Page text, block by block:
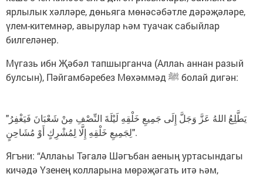
ярлылык хәлләре, дөньяга мөнәсәбәтле дәрәҗәләре,
үлем-китемнәр, авырулар һәм туачак сабыйлар
билгеләнер.
Мүгазь ибн Җәбәл тапшырганча (Аллаһ аннан разый
булсын), Пәйгамбәребез Мөхәммәд ﷺ болай дигән:
"يَطَّلِعُ اللهُ عَزَّ وَجَلَّ إِلَى جَمِيعِ خَلْقِهِ لَيْلَةَ النِّصْفِ مِنْ شَعْبَانَ فَيَغْفِرُ
لِجَمِيعِ خَلْقِهِ إِلَّا لِمُشْرِكٍ أَوْ مُشَاحِنٍ".
Ягъни: “Аллаһы Тәгалә Шәгъбан аеның уртасындагы
кичәдә Үзенең колларына мөрәҗәгать итә һәм,